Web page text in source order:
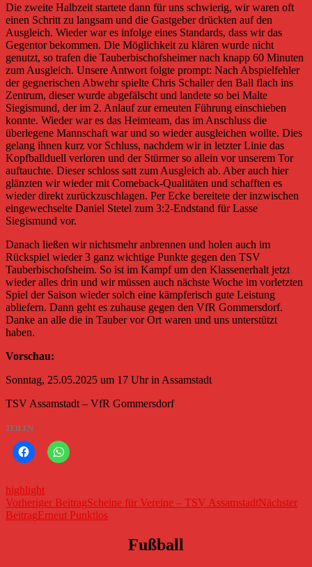
Die zweite Halbzeit startete dann für uns schwierig, wir waren oft
einen Schritt zu langsam und die Gastgeber drückten auf den
Ausgleich. Wieder war es infolge eines Standards, dass wir das
Gegentor bekommen. Die Möglichkeit zu klären wurde nicht
genutzt, so trafen die Tauberbischofsheimer nach knapp 60 Minuten
zum Ausgleich. Unsere Antwort folgte prompt: Nach Abspielfehler
der gegnerischen Abwehr spielte Chris Schaller den Ball flach ins
Zentrum, dieser wurde abgefälscht und landete so bei Malte
Siegismund, der im 2. Anlauf zur erneuten Führung einschieben
konnte. Wieder war es das Heimteam, das im Anschluss die
überlegene Mannschaft war und so wieder ausgleichen wollte. Dies
gelang ihnen kurz vor Schluss, nachdem wir in letzter Linie das
Kopfballduell verloren und der Stürmer so allein vor unserem Tor
auftauchte. Dieser schloss satt zum Ausgleich ab. Aber auch hier
glänzten wir wieder mit Comeback-Qualitäten und schafften es
wieder direkt zurückzuschlagen. Per Ecke bereitete der inzwischen
eingewechselte Daniel Stetel zum 3:2-Endstand für Lasse
Siegismund vor.
Danach ließen wir nichtsmehr anbrennen und holen auch im
Rückspiel wieder 3 ganz wichtige Punkte gegen den TSV
Tauberbischofsheim. So ist im Kampf um den Klassenerhalt jetzt
wieder alles drin und wir müssen auch nächste Woche im vorletzten
Spiel der Saison wieder solch eine kämpferisch gute Leistung
abliefern. Dann geht es zuhause gegen den VfR Gommersdorf.
Danke an alle die in Tauber vor Ort waren und uns unterstützt
haben.
Vorschau:
Sonntag, 25.05.2025 um 17 Uhr in Assamstadt
TSV Assamstadt – VfR Gommersdorf
TEILEN
highlight
Beitragsnavigation
Vorheriger BeitragScheine für Vereine – TSV AssamstadtNächster
BeitragErneut Punktlos
Fußball